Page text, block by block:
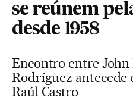
se reúnem
desde 1958
Encontro entre
Rodríguez antecede
Raúl Castro